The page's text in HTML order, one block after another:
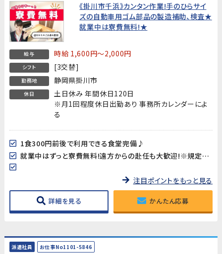
《掛川市千浜》カンタン作業!手のひらサイ
ズの自動車用ゴム部品の製造補助、検査★
就業中は寮費無料!★
給与 時給 1,600円～2,000円
シフト [3交替]
勤務地 静岡県掛川市
休日
土日休み 年間休日120日
※月1回程度休日出勤あり 事務所カレンダーによ
る
1食300円前後で利用できる食堂完備♪
就業中はずっと寮費無料!遠方からの赴任も大歓迎!※規定あり
注目ポイントをもっと見る
詳細を見る かんたん応募
派遣社員 お仕事No1101-5846